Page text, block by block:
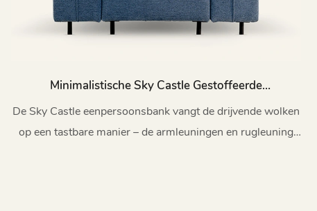
Minimalistische Sky Castle Gestoffeerde
Eenpersoonsbank Met Afneembare Rugleuning
En Armleuningen M076
De Sky Castle eenpersoonsbank vangt de drijvende wolken
op een tastbare manier – de armleuningen en rugleuning